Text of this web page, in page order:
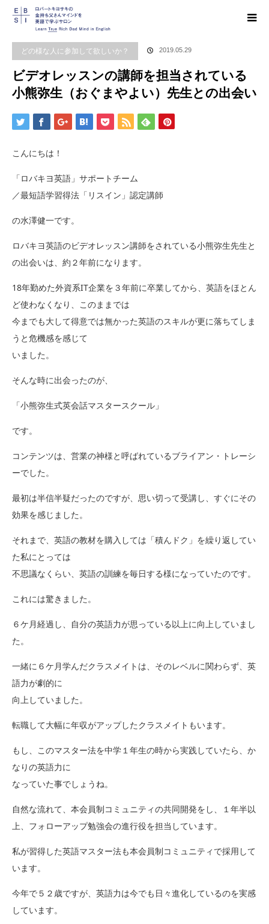
ブログ
どの様な人に参加して欲しいか？ 日
い
どの様な人に参加して欲しいか？ 2019.05.29
ビデオレッスンの講師を担当されている
小熊弥生（おぐまやよい）先生との出会い
こんにちは！
「ロバキヨ英語」サポートチーム
／最短語学習得法「リスイン」認定講師
の水澤健一です。
ロバキヨ英語のビデオレッスン講師をされている小熊弥生先生と
の出会いは、約２年前になります。
18年勤めた外資系IT企業を３年前に卒業してから、英語をほとん
ど使わなくなり、このままでは
今までも大して得意では無かった英語のスキルが更に落ちてしま
うと危機感を感じて
いました。
そんな時に出会ったのが、
「小熊弥生式英会話マスタースクール」
です。
コンテンツは、営業の神様と呼ばれているブライアン・トレーシ
ーでした。
最初は半信半疑だったのですが、思い切って受講し、すぐにその
効果を感じました。
それまで、英語の教材を購入しては「積んドク」を繰り返してい
た私にとっては
不思議なくらい、英語の訓練を毎日する様になっていたのです。
これには驚きました。
６ケ月経過し、自分の英語力が思っている以上に向上していまし
た。
一緒に６ケ月学んだクラスメイトは、そのレベルに関わらず、英
語力が劇的に
向上していました。
転職して大幅に年収がアップしたクラスメイトもいます。
もし、このマスター法を中学１年生の時から実践していたら、か
なりの英語力に
なっていた事でしょうね。
自然な流れて、本会員制コミュニティの共同開発をし、１年半以
上、フォローアップ勉強会の進行役を担当しています。
私が習得した英語マスター法も本会員制コミュニティで採用して
います。
今年で５２歳ですが、英語力は今でも日々進化しているのを実感
しています。